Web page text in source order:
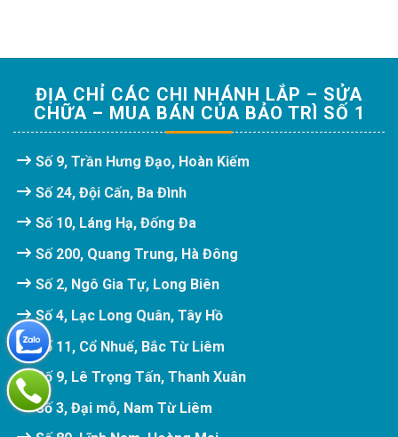
ĐỊA CHỈ CÁC CHI NHÁNH LẮP – SỬA
CHỮA – MUA BÁN CỦA BẢO TRÌ SỐ 1
Số 9, Trần Hưng Đạo, Hoàn Kiếm
Số 24, Đội Cấn, Ba Đình
Số 10, Láng Hạ, Đống Đa
Số 200, Quang Trung, Hà Đông
Số 2, Ngô Gia Tự, Long Biên
Số 4, Lạc Long Quân, Tây Hồ
Số 11, Cổ Nhuế, Bắc Từ Liêm
Số 9, Lê Trọng Tấn, Thanh Xuân
Số 3, Đại mỗ, Nam Từ Liêm